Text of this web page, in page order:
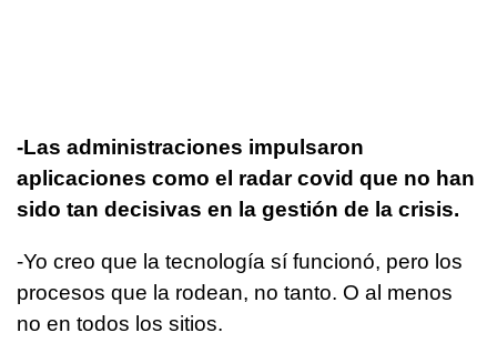
-Las administraciones impulsaron
aplicaciones como el radar covid que no han
sido tan decisivas en la gestión de la crisis.
-Yo creo que la tecnología sí funcionó, pero los
procesos que la rodean, no tanto. O al menos
no en todos los sitios.